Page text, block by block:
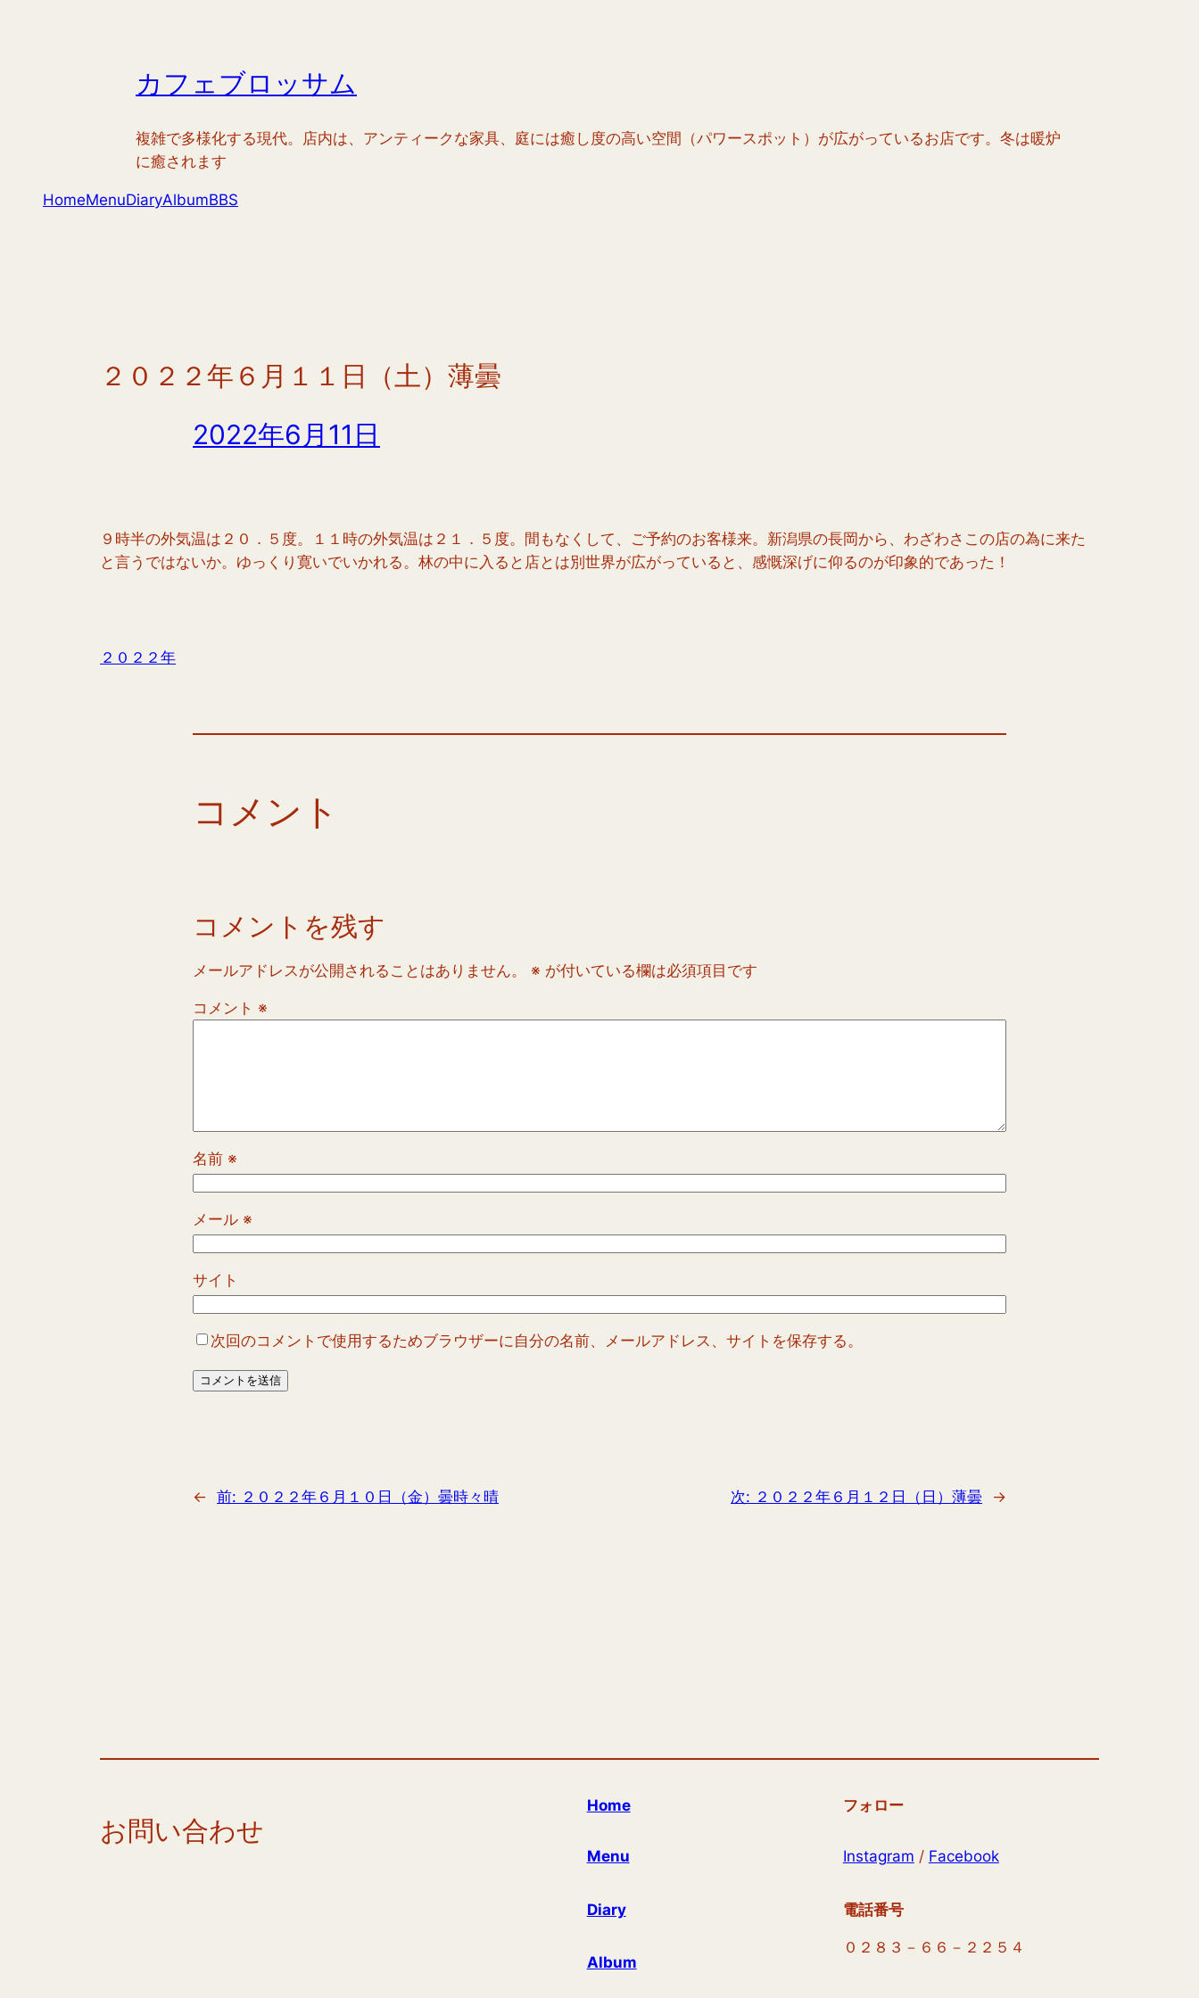
カフェブロッサム
複雑で多様化する現代。店内は、アンティークな家具、庭には癒し度の高い空間（パワースポット）が広がっているお店です。冬は暖炉
に癒されます
HomeMenuDiaryAlbumBBS
２０２２年６月１１日（土）薄曇
2022年6月11日
９時半の外気温は２０．５度。１１時の外気温は２１．５度。間もなくして、ご予約のお客様来。新潟県の長岡から、わざわさこの店の為に来た
と言うではないか。ゆっくり寛いでいかれる。林の中に入ると店とは別世界が広がっていると、感慨深げに仰るのが印象的であった！
２０２２年
コメント
コメントを残す
メールアドレスが公開されることはありません。 ※ が付いている欄は必須項目です
コメント ※
名前 ※
メール ※
サイト
次回のコメントで使用するためブラウザーに自分の名前、メールアドレス、サイトを保存する。
← 前: ２０２２年６月１０日（金）曇時々晴 次: ２０２２年６月１２日（日）薄曇 →
お問い合わせ
Home
Menu
Diary
Album
フォロー
Instagram / Facebook
電話番号
０２８３－６６－２２５４